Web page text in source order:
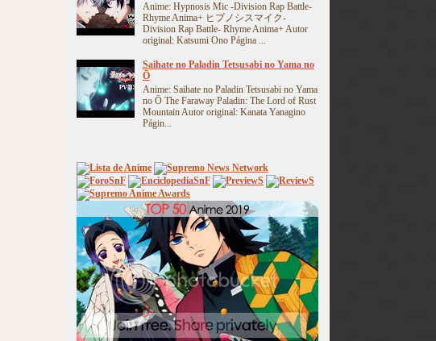
Anime: Hypnosis Mic -Division Rap Battle-
Rhyme Anima+ ヒプノシスマイク-
Division Rap Battle- Rhyme Anima+ Autor
original: Katsumi Ono Página ...
Saihate no Paladin Tetsusabi no Yama no
Ō
Anime: Saihate no Paladin Tetsusabi no Yama
no Ō The Faraway Paladin: The Lord of Rust
Mountain Autor original: Kanata Yanagino
Págin...